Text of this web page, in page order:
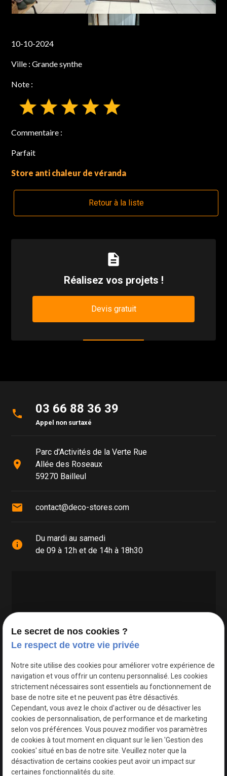
10-10-2024
Ville :Grande synthe
Note :
Commentaire :
Parfait
Store anti chaleur de véranda
Retour à la liste
description
Réalisez vos projets !
Devis gratuit
phone 03 66 88 36 39
Appel non surtaxé
place
Parc d'Activités de la Verte Rue
Allée des Roseaux
59270 Bailleul
mail contact@deco-stores.com
info
Du mardi au samedi
de 09 à 12h et de 14h à 18h30
Google Maps Search API est désactivé.
Le secret de nos cookies ?
Le respect de votre vie privée
Notre site utilise des cookies pour améliorer votre expérience de
navigation et vous offrir un contenu personnalisé. Les cookies
strictement nécessaires sont essentiels au fonctionnement de
base de notre site et ne peuvent pas être désactivés.
Cependant, vous avez le choix d'activer ou de désactiver les
cookies de personnalisation, de performance et de marketing
selon vos préférences. Vous pouvez modifier vos paramètres
de cookies à tout moment en cliquant sur le lien 'Gestion des
cookies' situé en bas de notre site. Veuillez noter que la
désactivation de certains cookies peut avoir un impact sur
certaines fonctionnalités du site.